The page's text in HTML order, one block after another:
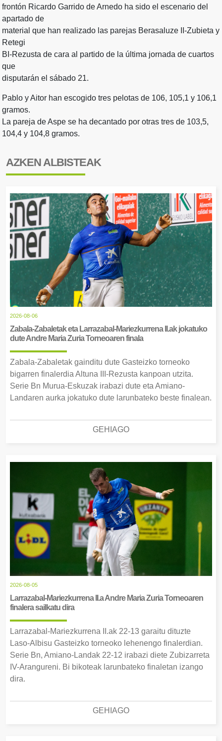
frontón Ricardo Garrido de Arnedo ha sido el escenario del
apartado de
material que han realizado las parejas Berasaluze II-Zubieta y
Retegi
BI-Rezusta de cara al partido de la última jornada de cuartos
que
disputarán el sábado 21.
Pablo y Aitor han escogido tres pelotas de 106, 105,1 y 106,1
gramos.
La pareja de Aspe se ha decantado por otras tres de 103,5,
104,4 y 104,8 gramos.
AZKEN ALBISTEAK
2026-08-06
Zabala-Zabaletak eta Larrazabal-Mariezkurrena II.ak jokatuko
dute Andre Maria Zuria Torneoaren finala
Zabala-Zabaletak gainditu dute Gasteizko torneoko
bigarren finalerdia Altuna III-Rezusta kanpoan utzita.
Serie Bn Murua-Eskuzak irabazi dute eta Amiano-
Landaren aurka jokatuko dute larunbateko beste finalean.
GEHIAGO
2026-08-05
Larrazabal-Mariezkurrena II.a Andre Maria Zuria Torneoaren
finalera sailkatu dira
Larrazabal-Mariezkurrena II.ak 22-13 garaitu dituzte
Laso-Albisu Gasteizko torneoko lehenengo finalerdian.
Serie Bn, Amiano-Landak 22-12 irabazi diete Zubizarreta
IV-Arangureni. Bi bikoteak larunbateko finaletan izango
dira.
GEHIAGO